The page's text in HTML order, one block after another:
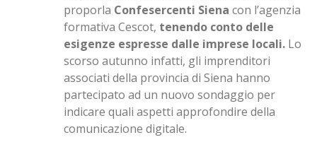
proporla Confesercenti Siena con l’agenzia
formativa Cescot, tenendo conto delle
esigenze espresse dalle imprese locali. Lo
scorso autunno infatti, gli imprenditori
associati della provincia di Siena hanno
partecipato ad un nuovo sondaggio per
indicare quali aspetti approfondire della
comunicazione digitale.